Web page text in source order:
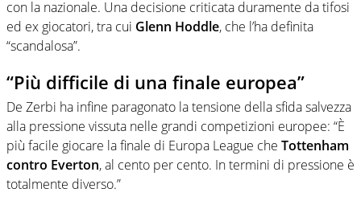
con la nazionale. Una decisione criticata duramente da tifosi
ed ex giocatori, tra cui Glenn Hoddle, che l’ha definita
“scandalosa”.
“Più difficile di una finale europea”
De Zerbi ha infine paragonato la tensione della sfida salvezza
alla pressione vissuta nelle grandi competizioni europee: “È
più facile giocare la finale di Europa League che Tottenham
contro Everton, al cento per cento. In termini di pressione è
totalmente diverso.”